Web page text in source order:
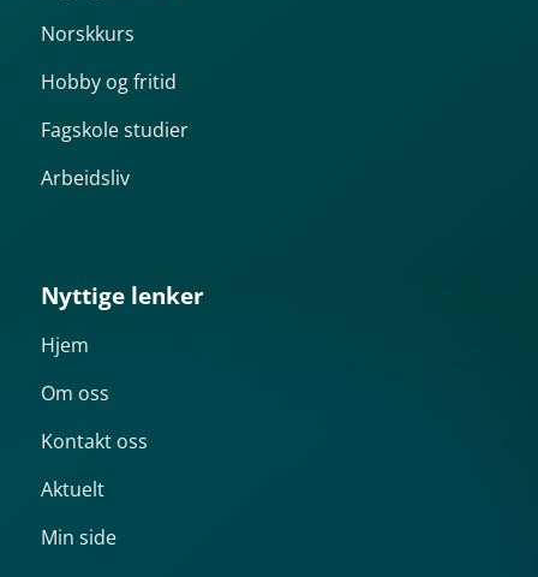
Norskkurs
Hobby og fritid
Fagskole studier
Arbeidsliv
Nyttige lenker
Hjem
Om oss
Kontakt oss
Aktuelt
Min side